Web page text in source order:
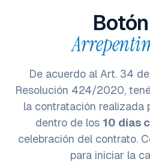
De acuerdo al Art. 34
Resolución 424/2020,
la contratación realizada
dentro de los 10 días
celebración del contrato.
para iniciar la